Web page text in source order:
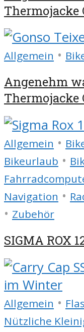
Thermojacke
Allgemein •
Angenehm
Thermojacke
Allgemein •
Bikeurlaub •
Navigation •
• Zubehör
SIGMA ROX
Allgemein •
Nützliche